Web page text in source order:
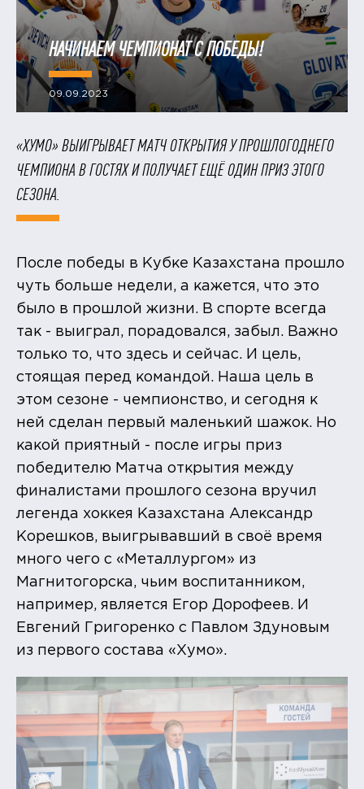
​НАЧИНАЕМ ЧЕМПИОНАТ С ПОБЕДЫ!
09.09.2023
«ХУМО» ВЫИГРЫВАЕТ МАТЧ ОТКРЫТИЯ У ПРОШЛОГОДНЕГО
ЧЕМПИОНА В ГОСТЯХ И ПОЛУЧАЕТ ЕЩЁ ОДИН ПРИЗ ЭТОГО
СЕЗОНА.
После победы в Кубке Казахстана прошло
чуть больше недели, а кажется, что это
было в прошлой жизни. В спорте всегда
так - выиграл, порадовался, забыл. Важно
только то, что здесь и сейчас. И цель,
стоящая перед командой. Наша цель в
этом сезоне - чемпионство, и сегодня к
ней сделан первый маленький шажок. Но
какой приятный - после игры приз
победителю Матча открытия между
финалистами прошлого сезона вручил
легенда хоккея Казахстана Александр
Корешков, выигрывавший в своё время
много чего с «Металлургом» из
Магнитогорска, чьим воспитанником,
например, является Егор Дорофеев. И
Евгений Григоренко с Павлом Здуновым
из первого состава «Хумо».